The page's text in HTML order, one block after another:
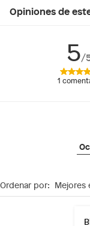
Opiniones de
5/
1
Ordenar por: Mejores